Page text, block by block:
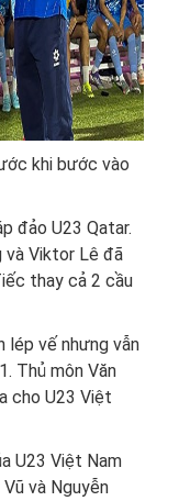
khi bước vào
đảo U23 Qatar.
và Viktor Lê đã
thay cả 2 cầu
lép vế nhưng vẫn
Thủ môn Văn
cho U23 Việt
U23 Việt Nam
và Nguyễn